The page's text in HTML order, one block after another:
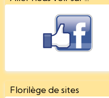
Florilège de sites